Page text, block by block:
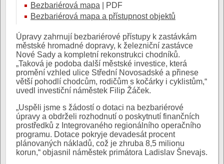
Bezbariérová mapa | PDF
Bezbariérová mapa a přístupnost objektů
Úpravy zahrnují bezbariérové přístupy k zastávkám
městské hromadné dopravy, k železniční zastávce
Nové Sady a kompletní rekonstrukci chodníků.
„Taková je podoba další městské investice, která
promění vzhled ulice Střední Novosadské a přinese
větší pohodlí chodcům, rodičům s kočárky i cyklistům,“
uvedl investiční náměstek Filip Žáček.
„Uspěli jsme s žádostí o dotaci na bezbariérové
úpravy a obdrželi rozhodnutí o poskytnutí finančních
prostředků z Integrovaného regionálního operačního
programu. Dotace pokryje devadesát procent
plánovaných nákladů, což je zhruba 8,5 milionu
korun,“ objasnil náměstek primátora Ladislav Šnevajs.